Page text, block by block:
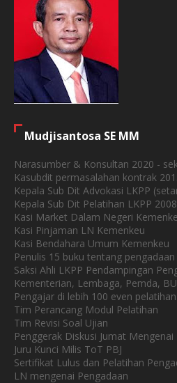
Mudjisantosa SE MM
Narasumber & Konsultan 2020 -
Kasubdit permasalahan kontrak
Kepala Sub Dit Advokasi LKPP
Kepala Sub Dit Pelatihan LKPP
Kasi Market Dalam Negeri
Kasi Pinjaman LN Kemenkeu
Kasi Bendahara Umum Kemenkeu
Penulis 15 buku tentang pengadaan
Saksi Ahli LKPP Pendampingan
Kementerian, Lembaga, Pemda,
Pengajar di lebih 100 even
Tim Perancang Modul Pelatihan
Tim Revisi Soal Ujian
Penggerak Diskusi Jumat Mengenai
Juru Kunci Milis ToT PBJ
Sertifikat Lulus dan Pelatihan
LN mengenai Pengadaan